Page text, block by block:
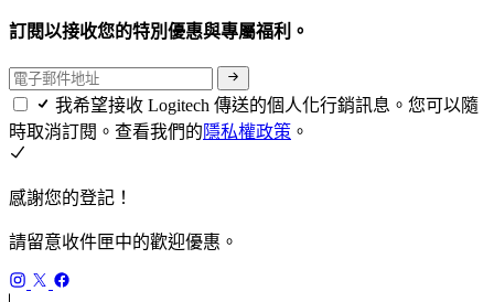
訂閱以接收您的特別優惠與專屬福利。
我希望接收 Logitech 傳送的個人化行銷訊息。您可以隨
時取消訂閱。查看我們的隱私權政策 。
感謝您的登記！
請留意收件匣中的歡迎優惠。